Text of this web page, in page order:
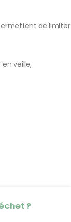
de limiter
veille,
?